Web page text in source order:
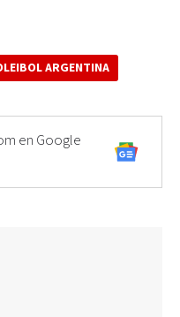
ARGENTINA
en Google